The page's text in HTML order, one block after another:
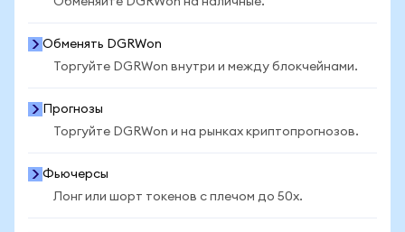
Обменять DGRWon
Торгуйте DGRWon внутри и между блокчейнами.
Прогнозы
Торгуйте DGRWon и на рынках криптопрогнозов.
Фьючерсы
Лонг или шорт токенов с плечом до 50x.